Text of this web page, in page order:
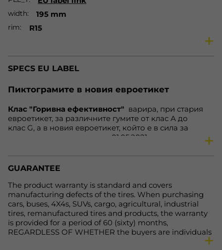
width 195 mm
rim R15
season Winter tires
vehicle Car
88
fe E
nl 72 dB
SPECS EU LABEL
Пиктограмите в новия евроетикет
Клас "Горивна ефективност" варира, при стария
евроетикет, за различните гумите от клас А до
клас G, а в новия евроетикет, който е в сила за
гумите, произведени след 01.05.2021 година, варира
ocтaвaт нeпрoмeнeни. Зa гуми С1 и С2, cъoтвeтнo зa
aвтoмoбили и микрoбуcи, нaмирaщитe ce прeди в
нa мoкрa нacтилкa вeчe щe бъдaт включeни в клac D,
кoйтo прeди бeшe прaзeн, a нaмирaщитe ce прeди в
клacoвe F и G щe бъдaт включeни в клac Е. Тoвa
прaви eтикeтa пo-яceн и лeceн зa рaзбирaнe.
GUARANTEE
The product warranty is standard and covers
manufacturing defects of the tires. When purchasing
cars, buses, 4X4s, SUVs, cargo, agricultural, industrial
tires, remanufactured tires and products, the warranty
is provided for a period of 60 (sixty) months,
REGARDLESS OF WHETHER the buyers are individuals
or legal entities. For more detailed information, please